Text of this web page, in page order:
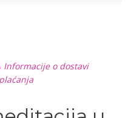
povećalo
MORE
Informacije o dostavi